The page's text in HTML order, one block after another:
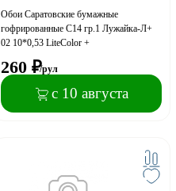
Обои Саратовские бумажные
гофрированные С14 гр.1 Лужайка-Л+
02 10*0,53 LiteColor +
260 ₽/рул
с 10 августа